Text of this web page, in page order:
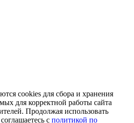
cookies для сбора и хранения
для корректной работы сайта
Продолжая использовать
с политикой по